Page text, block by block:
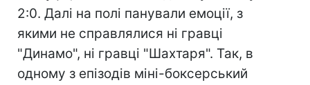
2:0. Далі на полі панували емоції, з
якими не справлялися ні гравці
"Динамо", ні гравці "Шахтаря". Так, в
одному з епізодів міні-боксерський